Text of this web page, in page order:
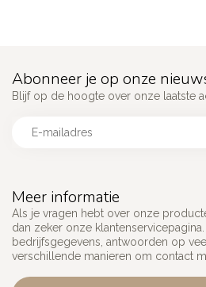
Meer informatie
Als je vragen hebt over onze
dan zeker onze
bedrijfsgegevens, antwoorden op
verschillende manieren om contact
Abonneer je op onze
Blijf op de hoogte over onze laatste